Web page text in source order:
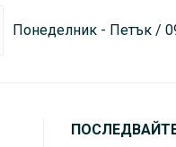
Понеделник - Петък /